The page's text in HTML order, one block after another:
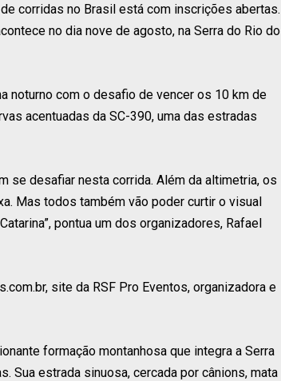
corridas no Brasil está com inscrições abertas.
no dia nove de agosto, na Serra do Rio do
noturno com o desafio de vencer os 10 km de
acentuadas da SC-390, uma das estradas
se desafiar nesta corrida. Além da altimetria, os
Mas todos também vão poder curtir o visual
pontua um dos organizadores, Rafael
site da RSF Pro Eventos, organizadora e
formação montanhosa que integra a Serra
Sua estrada sinuosa, cercada por cânions, mata